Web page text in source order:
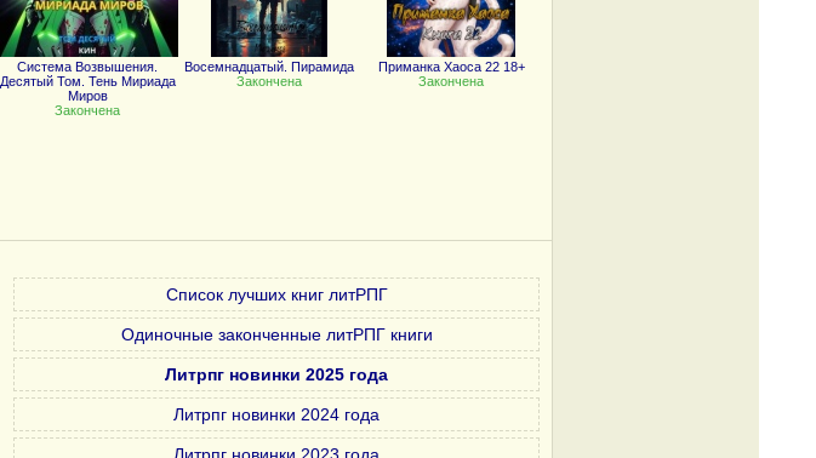
Система Возвышения.
Десятый Том. Тень Мириада
Миров
Закончена
Восемнадцатый. Пирамида
Закончена
Приманка Хаоса 22 18+
Закончена
Список лучших книг литРПГ
Одиночные законченные литРПГ книги
Литрпг новинки 2025 года
Литрпг новинки 2024 года